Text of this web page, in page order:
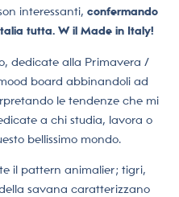
interessanti, confermando
tutta. W il Made in Italy!
dedicate alla Primavera /
board abbinandoli ad
le tendenze che mi
a chi studia, lavora o
bellissimo mondo.
il pattern animalier; tigri,
savana caratterizzano